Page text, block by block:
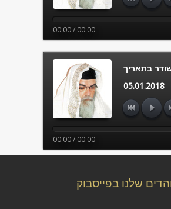
00:00 / 00:00
בתאריך
05.01.2018
00:00 / 00:00
שלנו בפייסבוק